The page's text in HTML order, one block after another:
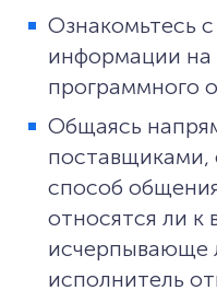
Ознакомьтесь
информации на
программного
Общаясь
поставщиками,
способ
относятся ли к
исчерпывающе
исполнитель